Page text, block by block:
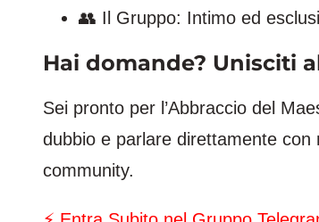
👥 Il Gruppo: Intimo ed
Hai domande? Unisciti
Sei pronto per l’Abbraccio del
dubbio e parlare direttamente
community.